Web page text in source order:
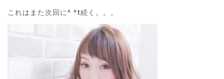
これはまた次回に^ ^t続く。。。